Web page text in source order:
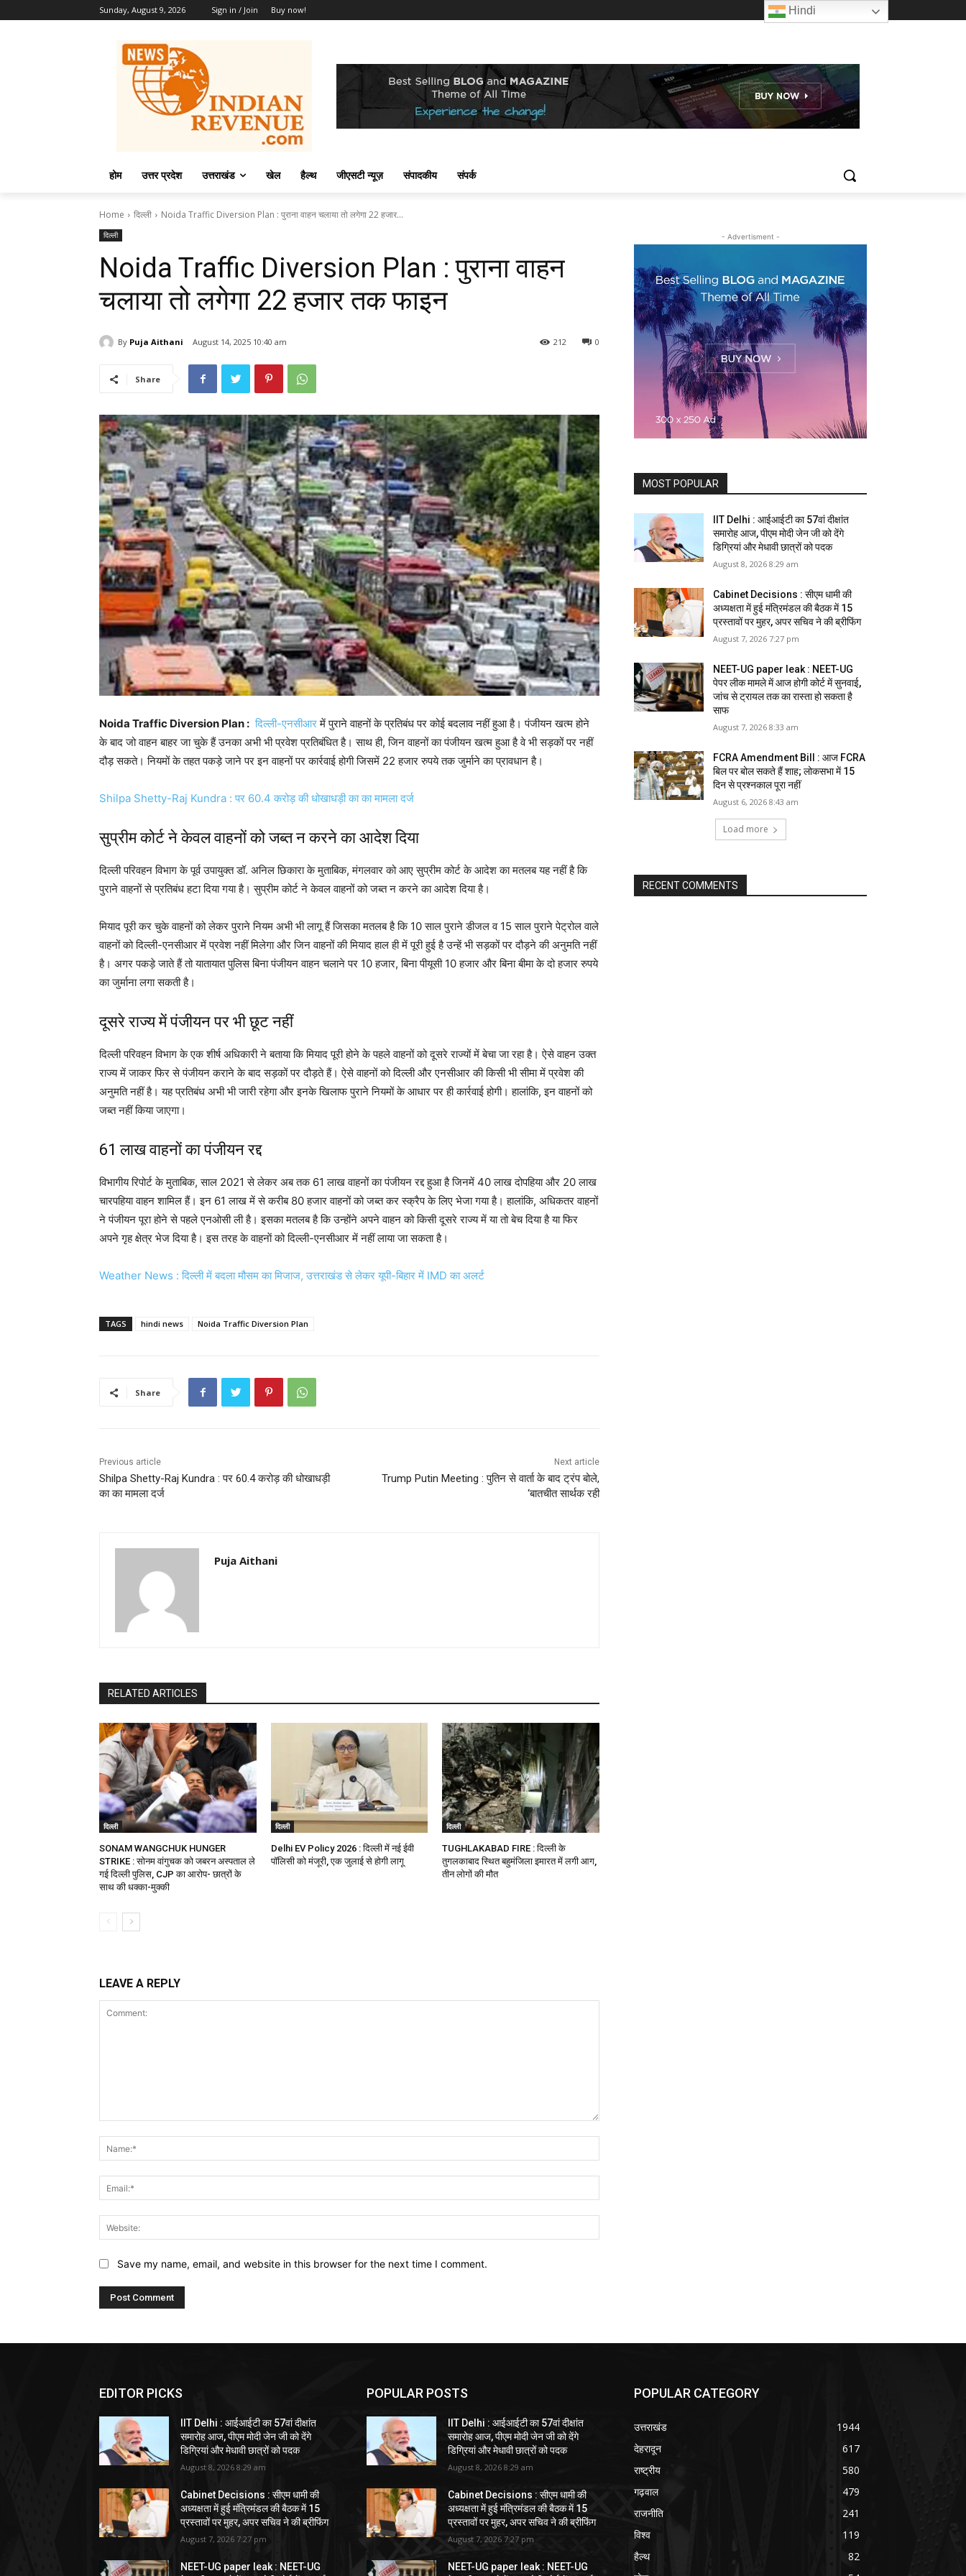
Sunday, August 9, 2026 Sign in / Join Buy now!
होम उत्तर प्रदेश उत्तराखंड खेल हैल्थ जीएसटी न्यूज़ संपादकीय संपर्क
Home दिल्ली Noida Traffic Diversion Plan : पुराना वाहन चलाया तो लगेगा 22 हजार...
दिल्ली
Noida Traffic Diversion Plan : पुराना वाहन
चलाया तो लगेगा 22 हजार तक फाइन
By Puja Aithani August 14, 2025 10:40 am 0
212
Share
Noida Traffic Diversion Plan : दिल्ली-एनसीआरमें पुराने वाहनों के प्रतिबंध पर कोई बदलाव नहीं हुआ है। पंजीयन खत्म होने
के बाद जो वाहन बाहर जा चुके हैं उनका अभी भी प्रवेश प्रतिबंधित है। साथ ही, जिन वाहनों का पंजीयन खत्म हुआ है वे भी सड़कों पर नहीं
दौड़ सकते। नियमों के तहत पकड़े जाने पर इन वाहनों पर कार्रवाई होगी जिसमें 22 हजार रुपये तक जुर्माने का प्रावधान है।
Shilpa Shetty-Raj Kundra : पर 60.4 करोड़ की धोखाधड़ी का का मामला दर्ज
सुप्रीम कोर्ट ने केवल वाहनों को जब्त न करने का आदेश दिया
दिल्ली परिवहन विभाग के पूर्व उपायुक्त डॉ. अनिल छिकारा के मुताबिक, मंगलवार को आए सुप्रीम कोर्ट के आदेश का मतलब यह नहीं है कि
पुराने वाहनों से प्रतिबंध हटा दिया गया है। सुप्रीम कोर्ट ने केवल वाहनों को जब्त न करने का आदेश दिया है।
मियाद पूरी कर चुके वाहनों को लेकर पुराने नियम अभी भी लागू हैं जिसका मतलब है कि 10 साल पुराने डीजल व 15 साल पुराने पेट्रोल वाले
वाहनों को दिल्ली-एनसीआर में प्रवेश नहीं मिलेगा और जिन वाहनों की मियाद हाल ही में पूरी हुई है उन्हें भी सड़कों पर दौड़ने की अनुमति नहीं
है। अगर पकड़े जाते हैं तो यातायात पुलिस बिना पंजीयन वाहन चलाने पर 10 हजार, बिना पीयूसी 10 हजार और बिना बीमा के दो हजार रुपये
का जुर्माना लगा सकती है।
दूसरे राज्य में पंजीयन पर भी छूट नहीं
दिल्ली परिवहन विभाग के एक शीर्ष अधिकारी ने बताया कि मियाद पूरी होने के पहले वाहनों को दूसरे राज्यों में बेचा जा रहा है। ऐसे वाहन उक्त
राज्य में जाकर फिर से पंजीयन कराने के बाद सड़कों पर दौड़ते हैं। ऐसे वाहनों को दिल्ली और एनसीआर की किसी भी सीमा में प्रवेश की
अनुमति नहीं है। यह प्रतिबंध अभी भी जारी रहेगा और इनके खिलाफ पुराने नियमों के आधार पर ही कार्रवाई होगी। हालांकि, इन वाहनों को
जब्त नहीं किया जाएगा।
61 लाख वाहनों का पंजीयन रद्द
विभागीय रिपोर्ट के मुताबिक, साल 2021 से लेकर अब तक 61 लाख वाहनों का पंजीयन रद्द हुआ है जिनमें 40 लाख दोपहिया और 20 लाख
चारपहिया वाहन शामिल हैं। इन 61 लाख में से करीब 80 हजार वाहनों को जब्त कर स्क्रैप के लिए भेजा गया है। हालांकि, अधिकतर वाहनों
ने पंजीयन पूरा होने से पहले एनओसी ली है। इसका मतलब है कि उन्होंने अपने वाहन को किसी दूसरे राज्य में या तो बेच दिया है या फिर
अपने गृह क्षेत्र भेज दिया है। इस तरह के वाहनाें को दिल्ली-एनसीआर में नहीं लाया जा सकता है।
Weather News : दिल्ली में बदला मौसम का मिजाज, उत्तराखंड से लेकर यूपी-बिहार में IMD का अलर्ट
TAGS hindi news Noida Traffic Diversion Plan
Share
Previous article
Shilpa Shetty-Raj Kundra : पर 60.4 करोड़ की धोखाधड़ी
का का मामला दर्ज
Next article
Trump Putin Meeting : पुतिन से वार्ता के बाद ट्रंप बोले,
‘बातचीत सार्थक रही
Puja Aithani
RELATED ARTICLES
दिल्ली
SONAM WANGCHUK HUNGER
STRIKE : सोनम वांगुचक को जबरन अस्पताल ले
गई दिल्ली पुलिस, CJP का आरोप- छात्रों के
साथ की धक्का-मुक्की
दिल्ली
Delhi EV Policy 2026 : दिल्ली में नई ईवी
पॉलिसी को मंजूरी, एक जुलाई से होगी लागू
दिल्ली
TUGHLAKABAD FIRE : दिल्ली के
तुगलकाबाद स्थित बहुमंजिला इमारत में लगी आग,
तीन लोगों की मौत
LEAVE A REPLY
Save my name, email, and website in this browser for the next time I comment.
- Advertisment -
MOST POPULAR
IIT Delhi : आईआईटी का 57वां दीक्षांत
समारोह आज, पीएम मोदी जेन जी को देंगे
डिग्रियां और मेधावी छात्रों को पदक
August 8, 2026 8:29 am
Cabinet Decisions : सीएम धामी की
अध्यक्षता में हुई मंत्रिमंडल की बैठक में 15
प्रस्तावों पर मुहर, अपर सचिव ने की ब्रीफिंग
August 7, 2026 7:27 pm
NEET-UG paper leak : NEET-UG
पेपर लीक मामले में आज होगी कोर्ट में सुनवाई,
जांच से ट्रायल तक का रास्ता हो सकता है
साफ
August 7, 2026 8:33 am
FCRA Amendment Bill : आज FCRA
बिल पर बोल सकते हैं शाह; लोकसभा में 15
दिन से प्रश्नकाल पूरा नहीं
August 6, 2026 8:43 am
Load more
RECENT COMMENTS
EDITOR PICKS
IIT Delhi : आईआईटी का 57वां दीक्षांत
समारोह आज, पीएम मोदी जेन जी को देंगे
डिग्रियां और मेधावी छात्रों को पदक
August 8, 2026 8:29 am
Cabinet Decisions : सीएम धामी की
अध्यक्षता में हुई मंत्रिमंडल की बैठक में 15
प्रस्तावों पर मुहर, अपर सचिव ने की ब्रीफिंग
August 7, 2026 7:27 pm
NEET-UG paper leak : NEET-UG
POPULAR POSTS
IIT Delhi : आईआईटी का 57वां दीक्षांत
समारोह आज, पीएम मोदी जेन जी को देंगे
डिग्रियां और मेधावी छात्रों को पदक
August 8, 2026 8:29 am
Cabinet Decisions : सीएम धामी की
अध्यक्षता में हुई मंत्रिमंडल की बैठक में 15
प्रस्तावों पर मुहर, अपर सचिव ने की ब्रीफिंग
August 7, 2026 7:27 pm
NEET-UG paper leak : NEET-UG
POPULAR CATEGORY
उत्तराखंड
1944
देहरादून
617
राष्ट्रीय
580
गढ़वाल
479
राजनीति
241
विश्व
119
हैल्थ
82
Hindi